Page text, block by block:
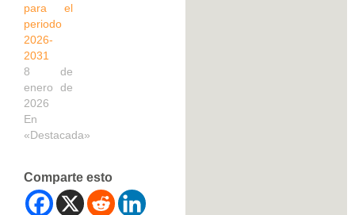
para el
periodo
2026-
2031
8 de
enero de
2026
En
«Destacada»
Comparte esto